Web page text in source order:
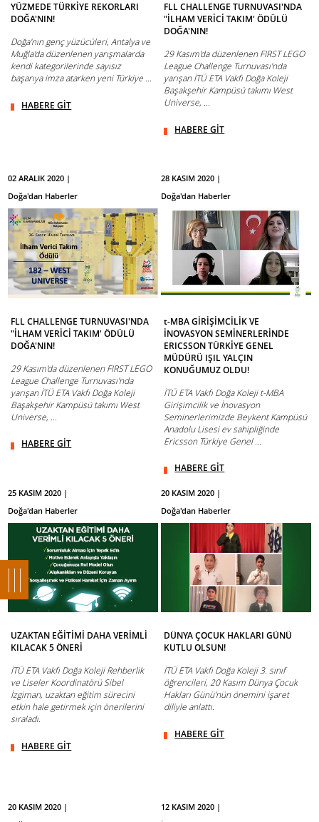
YÜZMEDE TÜRKİYE REKORLARI
DOĞA'NIN!
Doğa'nın genç yüzücüleri, Antalya ve
Muğla'da düzenlenen yarışmalarda
kendi kategorilerinde sayısız
başarıya imza atarken yeni Türkiye ...
HABERE GİT
FLL CHALLENGE TURNUVASI'NDA
"İLHAM VERİCİ TAKIM' ÖDÜLÜ
DOĞA'NIN!
29 Kasım'da düzenlenen FIRST LEGO
League Challenge Turnuvası'nda
yarışan İTÜ ETA Vakfı Doğa Koleji
Başakşehir Kampüsü takımı West
Universe, ...
HABERE GİT
02 ARALIK 2020 |
Doğa'dan Haberler
FLL CHALLENGE TURNUVASI'NDA
"İLHAM VERİCİ TAKIM' ÖDÜLÜ
DOĞA'NIN!
29 Kasım'da düzenlenen FIRST LEGO
League Challenge Turnuvası'nda
yarışan İTÜ ETA Vakfı Doğa Koleji
Başakşehir Kampüsü takımı West
Universe, ...
HABERE GİT
28 KASIM 2020 |
Doğa'dan Haberler
t-MBA GİRİŞİMCİLİK VE
İNOVASYON SEMİNERLERİNDE
ERICSSON TÜRKİYE GENEL
MÜDÜRÜ IŞIL YALÇIN
KONUĞUMUZ OLDU!
İTÜ ETA Vakfı Doğa Koleji t-MBA
Girişimcilik ve İnovasyon
Seminerlerimizde Beykent Kampüsü
Anadolu Lisesi ev sahipliğinde
Ericsson Türkiye Genel ...
HABERE GİT
25 KASIM 2020 |
Doğa'dan Haberler
UZAKTAN EĞİTİMİ DAHA VERİMLİ
KILACAK 5 ÖNERİ
İTÜ ETA Vakfı Doğa Koleji Rehberlik
ve Liseler Koordinatörü Sibel
İzgiman, uzaktan eğitim sürecini
etkin hale getirmek için önerilerini
sıraladı.
HABERE GİT
20 KASIM 2020 |
Doğa'dan Haberler
DÜNYA ÇOCUK HAKLARI GÜNÜ
KUTLU OLSUN!
İTÜ ETA Vakfı Doğa Koleji 3. sınıf
öğrencileri, 20 Kasım Dünya Çocuk
Hakları Günü’nün önemini işaret
diliyle anlattı.
HABERE GİT
20 KASIM 2020 |
12 KASIM 2020 |